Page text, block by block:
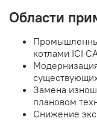
Области
котлами ICI
Замена
плановом
Снижение